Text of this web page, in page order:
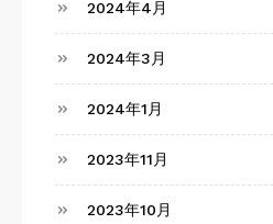
2024年4月
2024年3月
2024年1月
2023年11月
2023年10月